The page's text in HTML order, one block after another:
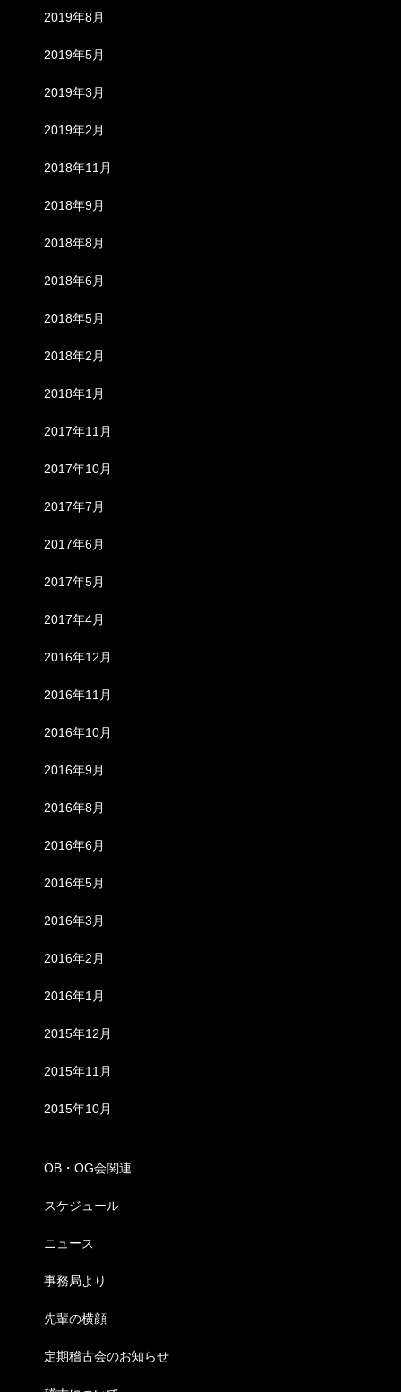
2019年8月
2019年5月
2019年3月
2019年2月
2018年11月
2018年9月
2018年8月
2018年6月
2018年5月
2018年2月
2018年1月
2017年11月
2017年10月
2017年7月
2017年6月
2017年5月
2017年4月
2016年12月
2016年11月
2016年10月
2016年9月
2016年8月
2016年6月
2016年5月
2016年3月
2016年2月
2016年1月
2015年12月
2015年11月
2015年10月
OB・OG会関連
スケジュール
ニュース
事務局より
先輩の横顔
定期稽古会のお知らせ